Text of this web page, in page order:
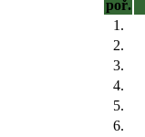
poř.
1.
2.
3.
4.
5.
6.